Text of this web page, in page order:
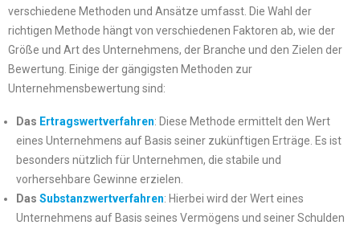
verschiedene Methoden und Ansätze umfasst. Die Wahl der
richtigen Methode hängt von verschiedenen Faktoren ab, wie der
Größe und Art des Unternehmens, der Branche und den Zielen der
Bewertung. Einige der gängigsten Methoden zur
Unternehmensbewertung sind:
Das Ertragswertverfahren: Diese Methode ermittelt den Wert
eines Unternehmens auf Basis seiner zukünftigen Erträge. Es ist
besonders nützlich für Unternehmen, die stabile und
vorhersehbare Gewinne erzielen.
Das Substanzwertverfahren: Hierbei wird der Wert eines
Unternehmens auf Basis seines Vermögens und seiner Schulden